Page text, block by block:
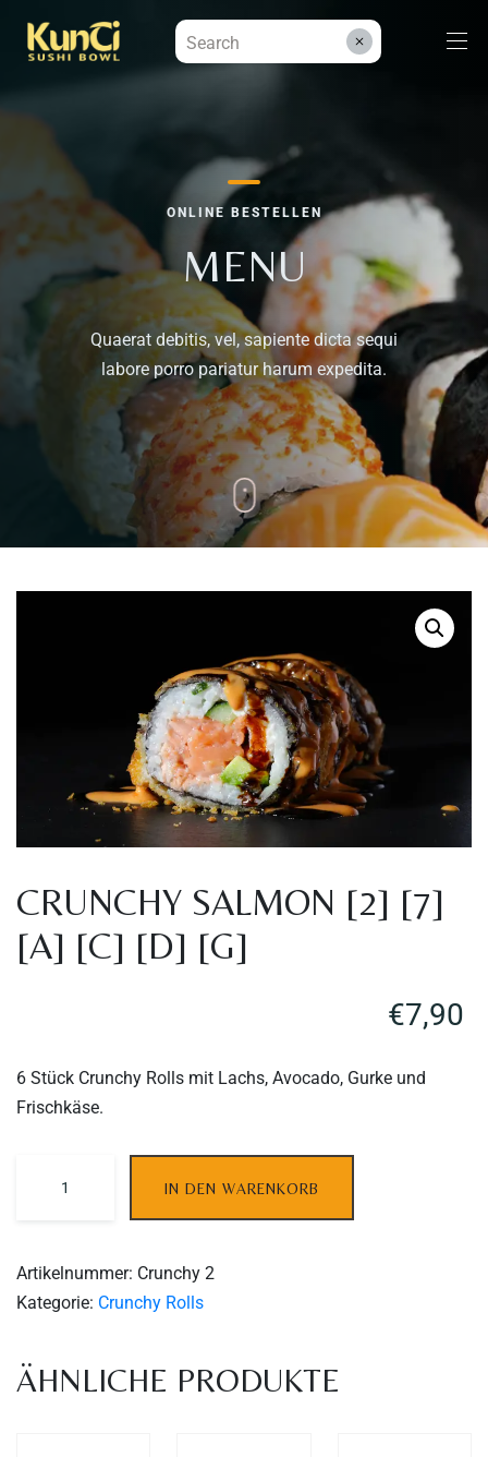
Menüs
Kontakt
Reservieren
ONLINE BESTELLEN
MENU
Quaerat debitis, vel, sapiente dicta sequi
labore porro pariatur harum expedita.
CRUNCHY SALMON [2] [7]
[A] [C] [D] [G]
7,90
€
6 Stück Crunchy Rolls mit Lachs, Avocado, Gurke und
Frischkäse.
IN DEN WARENKORB
Artikelnummer: Crunchy 2
Kategorie: Crunchy Rolls
ÄHNLICHE PRODUKTE
Table Reservation